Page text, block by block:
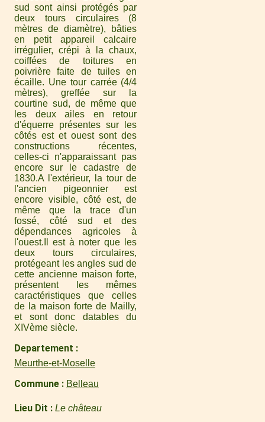
sud sont ainsi protégés par
deux tours circulaires (8
mètres de diamètre), bâties
en petit appareil calcaire
irrégulier, crépi à la chaux,
coiffées de toitures en
poivrière faite de tuiles en
écaille. Une tour carrée (4/4
mètres), greffée sur la
courtine sud, de même que
les deux ailes en retour
d'équerre présentes sur les
côtés est et ouest sont des
constructions récentes,
celles-ci n'apparaissant pas
encore sur le cadastre de
1830.A l'extérieur, la tour de
l'ancien pigeonnier est
encore visible, côté est, de
même que la trace d'un
fossé, côté sud et des
dépendances agricoles à
l'ouest.Il est à noter que les
deux tours circulaires,
protégeant les angles sud de
cette ancienne maison forte,
présentent les mêmes
caractéristiques que celles
de la maison forte de Mailly,
et sont donc datables du
XIVème siècle.
Departement
Meurthe-et-Moselle
Commune Belleau
Lieu Dit Le château